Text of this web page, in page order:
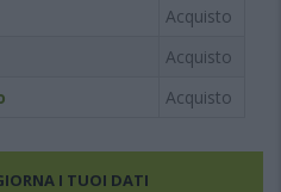
Acquisto
Acquisto
Acquisto
I TUOI DATI